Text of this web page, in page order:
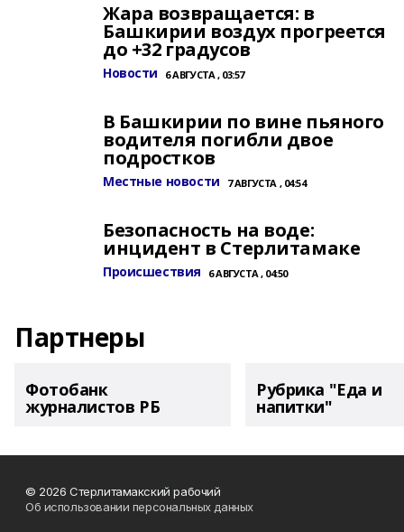
Жара возвращается: в
Башкирии воздух прогреется
до +32 градусов
Новости 6 АВГУСТА , 03:57
В Башкирии по вине пьяного
водителя погибли двое
подростков
Местные новости 7 АВГУСТА , 04:54
Безопасность на воде:
инцидент в Стерлитамаке
Происшествия 6 АВГУСТА , 04:50
Партнеры
Фотобанк
журналистов РБ
Рубрика "Еда и
напитки"
© 2026 Стерлитамакский рабочий
Об использовании персональных данных